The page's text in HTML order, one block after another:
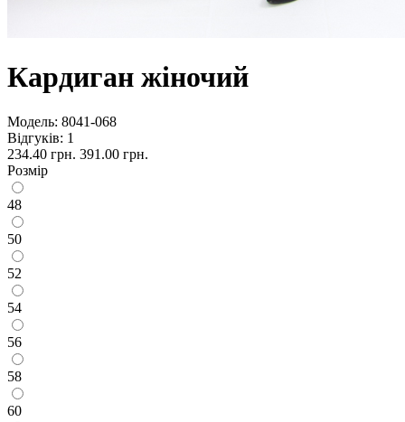
Кардиган жіночий
Модель: 8041-068
Відгуків: 1
234.40 грн. 391.00 грн.
Розмір
48
50
52
54
56
58
60